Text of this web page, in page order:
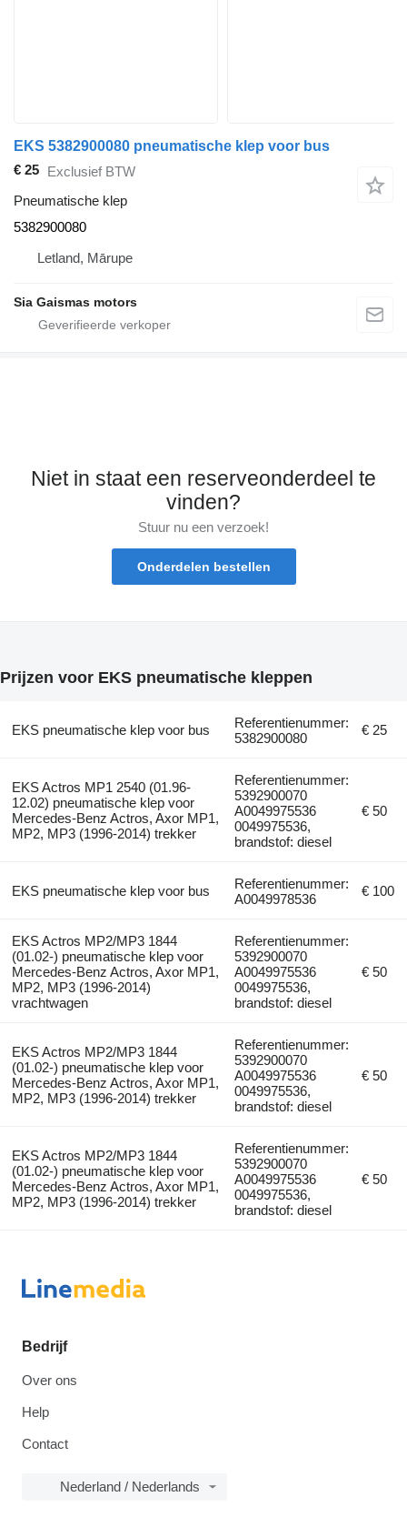
EKS 5382900080 pneumatische klep voor bus
€ 25 Exclusief BTW
Pneumatische klep
5382900080
Letland, Mārupe
Sia Gaismas motors
Niet in staat een reserveonderdeel te
vinden?
Stuur nu een verzoek!
Onderdelen bestellen
Prijzen voor EKS pneumatische kleppen
EKS pneumatische klep voor bus
Referentienummer:
5382900080
€ 25
EKS Actros MP1 2540 (01.96-
12.02) pneumatische klep voor
Mercedes-Benz Actros, Axor MP1,
MP2, MP3 (1996-2014) trekker
Referentienummer:
5392900070
A0049975536
0049975536,
brandstof: diesel
€ 50
EKS pneumatische klep voor bus
Referentienummer:
A0049978536
€ 100
EKS Actros MP2/MP3 1844
(01.02-) pneumatische klep voor
Mercedes-Benz Actros, Axor MP1,
MP2, MP3 (1996-2014)
vrachtwagen
Referentienummer:
5392900070
A0049975536
0049975536,
brandstof: diesel
€ 50
EKS Actros MP2/MP3 1844
(01.02-) pneumatische klep voor
Mercedes-Benz Actros, Axor MP1,
MP2, MP3 (1996-2014) trekker
Referentienummer:
5392900070
A0049975536
0049975536,
brandstof: diesel
€ 50
EKS Actros MP2/MP3 1844
(01.02-) pneumatische klep voor
Mercedes-Benz Actros, Axor MP1,
MP2, MP3 (1996-2014) trekker
Referentienummer:
5392900070
A0049975536
0049975536,
brandstof: diesel
€ 50
Bedrijf
Over ons
Help
Contact
Nederland / Nederlands